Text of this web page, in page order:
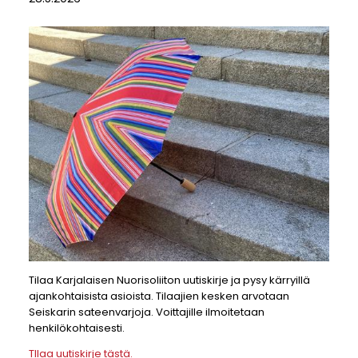
Tilaa Karjalaisen Nuorisoliiton uutiskirje ja pysy kärryillä
ajankohtaisista asioista. Tilaajien kesken arvotaan
Seiskarin sateenvarjoja. Voittajille ilmoitetaan
henkilökohtaisesti.
TIlaa uutiskirje tästä.